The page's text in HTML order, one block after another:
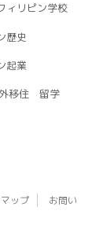
ィリピン学校
歴史
起業
移住 留学
ップ
お問い